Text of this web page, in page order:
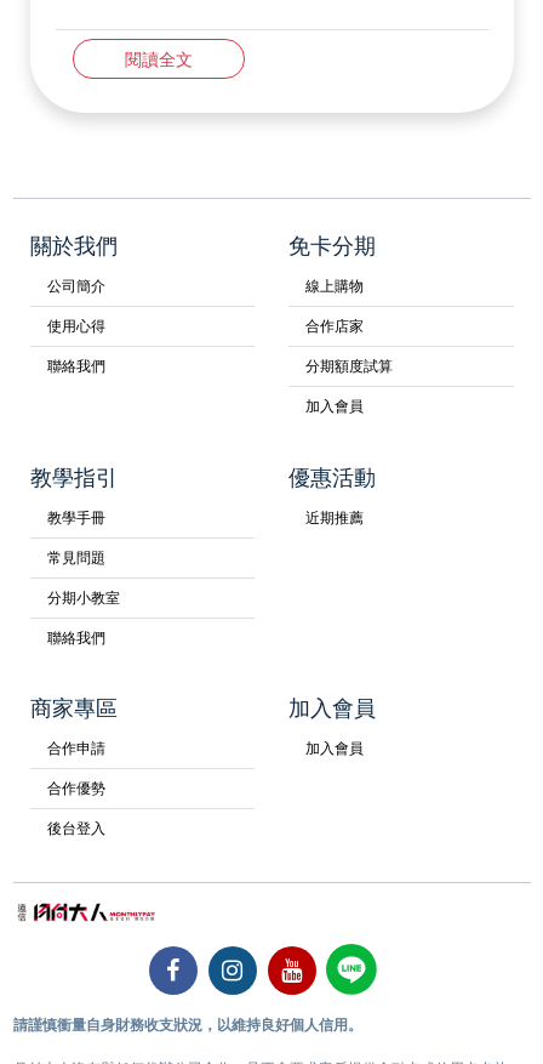
閱讀全文
關於我們
公司簡介
使用心得
聯絡我們
免卡分期
線上購物
合作店家
分期額度試算
加入會員
教學指引
教學手冊
常見問題
分期小教室
聯絡我們
優惠活動
近期推薦
商家專區
合作申請
合作優勢
後台登入
加入會員
加入會員
請謹慎衝量自身財務收支狀況，以維持良好個人信用。